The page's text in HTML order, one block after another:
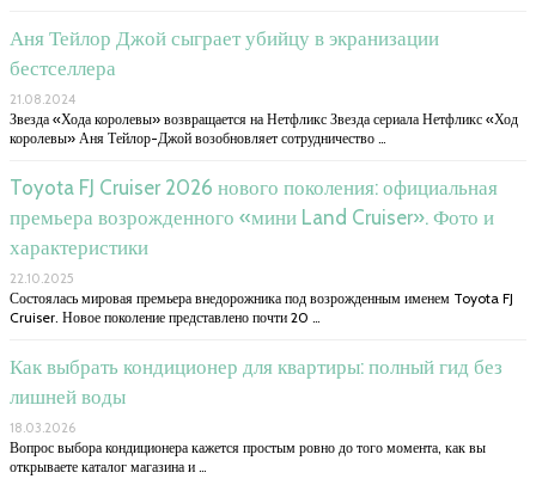
Аня Тейлор Джой сыграет убийцу в экранизации
бестселлера
21.08.2024
Звезда «Хода королевы» возвращается на Нетфликс Звезда сериала Нетфликс «Ход
королевы» Аня Тейлор-Джой возобновляет сотрудничество …
Toyota FJ Cruiser 2026 нового поколения: официальная
премьера возрожденного «мини Land Cruiser». Фото и
характеристики
22.10.2025
Состоялась мировая премьера внедорожника под возрожденным именем Toyota FJ
Cruiser. Новое поколение представлено почти 20 …
Как выбрать кондиционер для квартиры: полный гид без
лишней воды
18.03.2026
Вопрос выбора кондиционера кажется простым ровно до того момента, как вы
открываете каталог магазина и …